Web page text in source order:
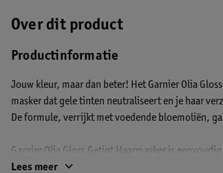
Over dit product
Productinformatie
Jouw kleur, maar dan beter! Het Garnier Olia
masker dat gele tinten neutraliseert en je haar
De formule, verrijkt met voedende bloemoliën,
Garnier Olia Gloss Getint Haarmasker is
inwerken en spoel uit. Het resultaat? Een frisse,
Lees meer